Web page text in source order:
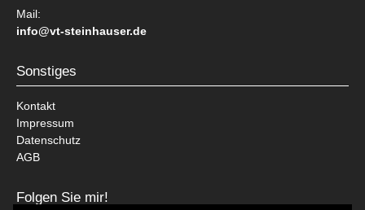
Mail:
info@vt-steinhauser.de
Sonstiges
Kontakt
Impressum
Datenschutz
AGB
Folgen Sie mir!